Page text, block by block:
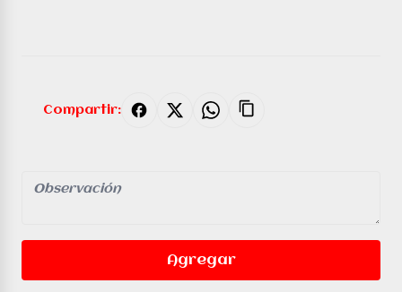
Compartir:
Agregar